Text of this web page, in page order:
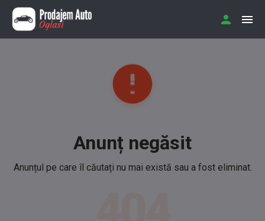
Anunț negăsit
Anunțul pe care îl căutați nu mai există sau a fost eliminat.